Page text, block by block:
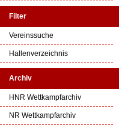
Filter
Vereinssuche
Hallenverzeichnis
Archiv
HNR Wettkampfarchiv
NR Wettkampfarchiv